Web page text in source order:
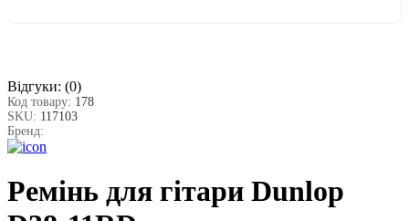
Відгуки: (0)
Код товару: 178
SKU: 117103
Бренд:
Ремінь для гітари Dunlop